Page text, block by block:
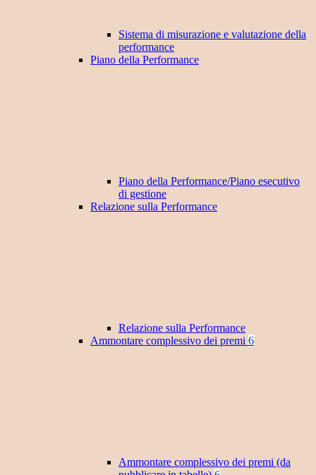
Sistema di misurazione e valutazione della
performance
Piano della Performance
Piano della Performance/Piano esecutivo
di gestione
Relazione sulla Performance
Relazione sulla Performance
Ammontare complessivo dei premi 6
Ammontare complessivo dei premi (da